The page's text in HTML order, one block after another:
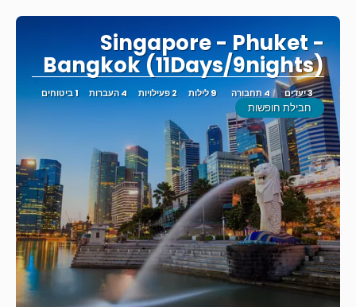
Singapore - Phuket -
Bangkok (11Days/9nights)
3 יעדים 4 תחבורה 9 לילות 2 פעילויות 4 העברות 1 ביטוחים
חבילת חופשות